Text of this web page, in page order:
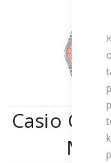
Casio